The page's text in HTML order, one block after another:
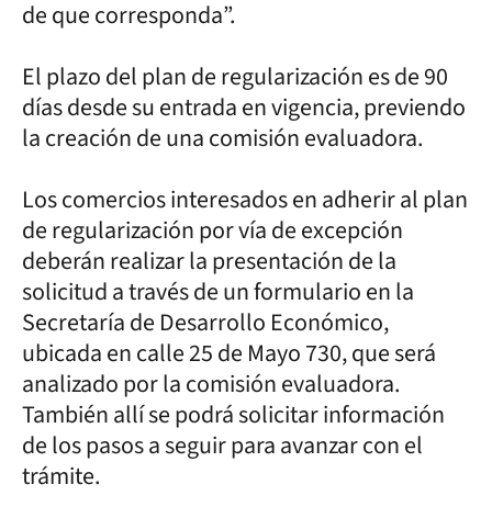
de que corresponda”.
El plazo del plan de regularización es de 90
días desde su entrada en vigencia, previendo
la creación de una comisión evaluadora.
Los comercios interesados en adherir al plan
de regularización por vía de excepción
deberán realizar la presentación de la
solicitud a través de un formulario en la
Secretaría de Desarrollo Económico,
ubicada en calle 25 de Mayo 730, que será
analizado por la comisión evaluadora.
También allí se podrá solicitar información
de los pasos a seguir para avanzar con el
trámite.